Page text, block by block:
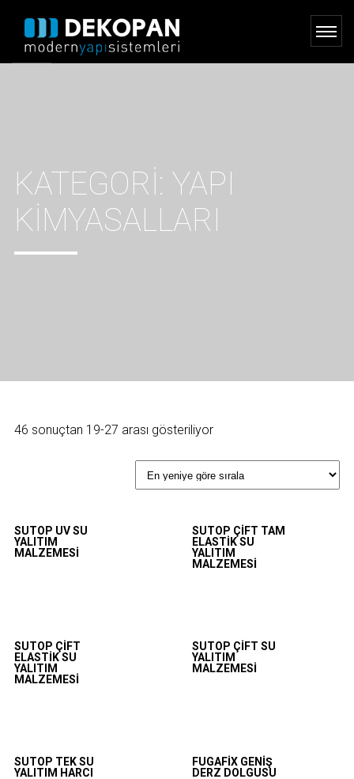
KATEGORI: YAPI
KIMYASALLARI
46 sonuçtan 19-27 arası gösteriliyor
SUTOP UV SU
YALITIM
MALZEMESI
SUTOP ÇIFT TAM
ELASTIK SU
YALITIM
MALZEMESI
SUTOP ÇIFT
ELASTIK SU
YALITIM
MALZEMESI
SUTOP ÇIFT SU
YALITIM
MALZEMESI
SUTOP TEK SU
YALITIM HARCI
FUGAFIX GENIŞ
DERZ DOLGUSU